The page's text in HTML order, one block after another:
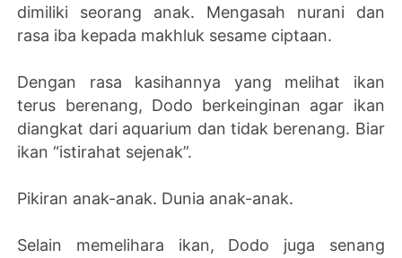
dimiliki seorang anak. Mengasah nurani dan
rasa iba kepada makhluk sesame ciptaan.
Dengan rasa kasihannya yang melihat ikan
terus berenang, Dodo berkeinginan agar ikan
diangkat dari aquarium dan tidak berenang. Biar
ikan “istirahat sejenak”.
Pikiran anak-anak. Dunia anak-anak.
Selain memelihara ikan, Dodo juga senang